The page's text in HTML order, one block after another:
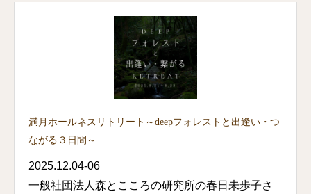
満月ホールネスリトリート～deepフォレストと出逢い・つ
ながる３日間～
2025.12.04-06
一般社団法人森とこころの研究所の春日未歩子さ